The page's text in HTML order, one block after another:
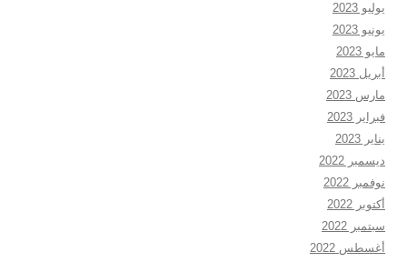
يوليو 2023
يونيو 2023
مايو 2023
أبريل 2023
مارس 2023
فبراير 2023
يناير 2023
ديسمبر 2022
نوفمبر 2022
أكتوبر 2022
سبتمبر 2022
أغسطس 2022